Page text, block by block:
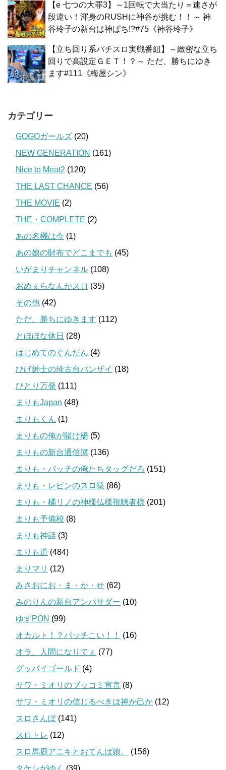
【e 七つの大罪3】～1回転で大当たり＝速さが
段違い！渾身のRUSHに神谷が挑む！！～ 神
谷玲子の新台は神ぱち!?#75《神谷玲子》
【立ち回り系パチスロ実戦番組】～緻密な立ち
回りで高設定ＧＥＴ！？～ ただ、勝ちにゆき
ます#111《梅屋シン》
カテゴリー
GOGOガールズ (20)
NEW GENERATION (161)
Nice to Meat2 (120)
THE LAST CHANCE (56)
THE MOVIE (2)
THE・COMPLETE (2)
あの名機は今 (1)
あの娘の財布でどこまでも (45)
いがまりチャンネル (108)
おめぇらなんかスロ (35)
その他 (42)
ただ、勝ちにゆきます (112)
とほほな休日 (28)
はじめてのぐんだん (4)
ひげ紳士の珍古台バンザイ (18)
ひとり万発 (111)
まりもJapan (48)
まりもくん (1)
まりもの俺が賭け橋 (5)
まりもの新台通信簿 (136)
まりも・バッチの俺たちタッグだろ (151)
まりも・レビンのスロ猿 (86)
まりも・橘リノの神様仏様視聴者様 (201)
まりも予備校 (8)
まりも神話 (3)
まりも道 (484)
まりマリ (12)
みさおにお・ま・か・せ (62)
みのりんの新台アンバサダー (10)
ゆずPON (99)
オカルト！？バッチこい！！
(16)
オラ、人間になりてぇ (77)
グッバイゴールド (4)
サワ・ミオリのブッコミ宣言 (8)
サワ・ミオリの信じるべきは神か己か (12)
スロさんぽ(141)
スロトレ (12)
スロ馬鹿アニキとおてんば娘。
(156)